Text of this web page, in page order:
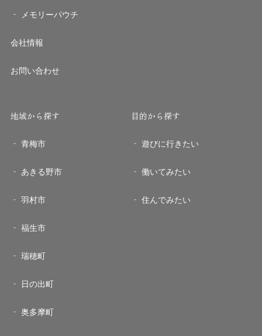
メモリーパウチ
会社情報
お問い合わせ
地域から探す
青梅市
あきる野市
羽村市
福生市
瑞穂町
日の出町
奥多摩町
目的から探す
遊びに行きたい
働いてみたい
住んでみたい